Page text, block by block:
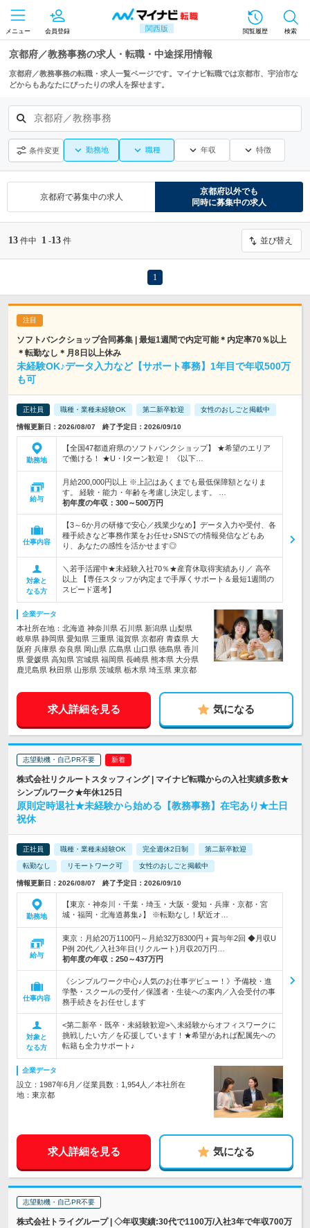
関西版
メニュー 会員登録 閲覧履歴 検索
京都府／教務事務の求人・転職・中途採用情報
京都府／教務事務の転職・求人一覧ページです。マイナビ転職では京都市、宇治市な
どからもあなたにぴったりの求人を探せます。
京都府／教務事務
条件変更 勤務地 職種 年収 特徴
京都府で募集中の求人
京都府以外でも
同時に募集中の求人
13 件中 1 -13 件 並び替え
1
ソフトバンクショップ合同募集 | 最短1週間で内定可能＊内定率70％以上
＊転勤なし＊月8日以上休み
未経験OK♪データ入力など【サポート事務】1年目で年収500万
も可
正社員 職種・業種未経験OK 第二新卒歓迎 女性のおしごと掲載中
情報更新日：2026/08/07 終了予定日：2026/09/10
勤務地
【全国47都道府県のソフトバンクショップ】 ★希望のエリア
で働ける！ ★U・Iターン歓迎！ 《以下…
給与
月給200,000円以上 ※上記はあくまでも最低保障額となりま
す。 経験・能力・年齢を考慮し決定します。 …
初年度の年収： 300～500万円
仕事内容
【3～6か月の研修で安心／残業少なめ】データ入力や受付、各
種手続きなど事務作業をお任せ♪SNSでの情報発信などもあ
り、あなたの感性を活かせます◎
対象と
なる方
＼若手活躍中★未経験入社70％★産育休取得実績あり／ 高卒
以上 【専任スタッフが内定まで手厚くサポート＆最短1週間の
スピード選考】
企業データ
本社所在地：北海道 神奈川県 石川県 新潟県 山梨県
岐阜県 静岡県 愛知県 三重県 滋賀県 京都府 青森県 大
阪府 兵庫県 奈良県 岡山県 広島県 山口県 徳島県 香川
県 愛媛県 高知県 宮城県 福岡県 長崎県 熊本県 大分県
鹿児島県 秋田県 山形県 茨城県 栃木県 埼玉県 東京都
求人詳細を見る 気になる
志望動機・自己PR不要
株式会社リクルートスタッフィング | マイナビ転職からの入社実績多数★
シンプルワーク★年休125日
原則定時退社★未経験から始める【教務事務】在宅あり★土日
祝休
正社員 職種・業種未経験OK 完全週休2日制 第二新卒歓迎
転勤なし リモートワーク可 女性のおしごと掲載中
情報更新日：2026/08/07 終了予定日：2026/09/10
勤務地
【東京・神奈川・千葉・埼玉・大阪・愛知・兵庫・京都・宮
城・福岡・北海道募集♪】 ※転勤なし！駅近オ…
給与
東京：月給20万1100円～月給32万8300円＋賞与年2回 ◆月収U
P例 20代／入社3年目(リクルート)月収20万円…
初年度の年収： 250～437万円
仕事内容
《シンプルワーク中心♪人気のお仕事デビュー！》予備校・進
学塾・スクールの受付／保護者・生徒への案内／入会受付の事
務手続きをお任せします
対象と
なる方
<第二新卒・既卒・未経験歓迎>＼未経験からオフィスワークに
挑戦したい方／を応援しています！★希望があれば配属先への
転籍も全力サポート♪
企業データ
設立：1987年6月／従業員数：1,954人／本社所在
地：東京都
求人詳細を見る 気になる
志望動機・自己PR不要
株式会社トライグループ | ◇年収実績:30代で1100万/入社3年で年収700万